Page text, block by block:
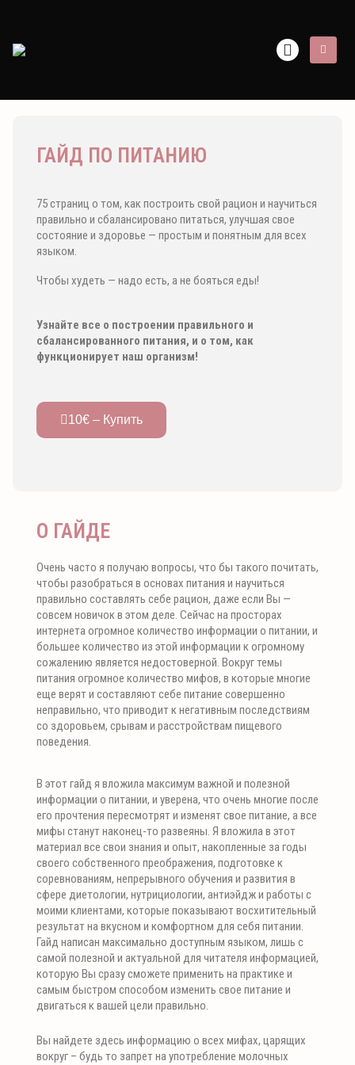
ГАЙД ПО ПИТАНИЮ
75 страниц о том, как построить свой рацион и научиться
правильно и сбалансировано питаться, улучшая свое
состояние и здоровье — простым и понятным для всех
языком.
Чтобы худеть — надо есть, а не бояться еды!
Узнайте все о построении правильного и
сбалансированного питания, и о том, как
функционирует наш организм!
10€ – Купить
О ГАЙДЕ
Очень часто я получаю вопросы, что бы такого почитать,
чтобы разобраться в основах питания и научиться
правильно составлять себе рацион, даже если Вы —
совсем новичок в этом деле. Сейчас на просторах
интернета огромное количество информации о питании, и
большее количество из этой информации к огромному
сожалению является недостоверной. Вокруг темы
питания огромное количество мифов, в которые многие
еще верят и составляют себе питание совершенно
неправильно, что приводит к негативным последствиям
со здоровьем, срывам и расстройствам пищевого
поведения.
В этот гайд я вложила максимум важной и полезной
информации о питании, и уверена, что очень многие после
его прочтения пересмотрят и изменят свое питание, а все
мифы станут наконец-то развеяны. Я вложила в этот
материал все свои знания и опыт, накопленные за годы
своего собственного преображения, подготовке к
соревнованиям, непрерывного обучения и развития в
сфере диетологии, нутрициологии, антиэйдж и работы с
моими клиентами, которые показывают восхитительный
результат на вкусном и комфортном для себя питании.
Гайд написан максимально доступным языком, лишь с
самой полезной и актуальной для читателя информацией,
которую Вы сразу сможете применить на практике и
самым быстром способом изменить свое питание и
двигаться к вашей цели правильно.
Вы найдете здесь информацию о всех мифах, царящих
вокруг – будь то запрет на употребление молочных